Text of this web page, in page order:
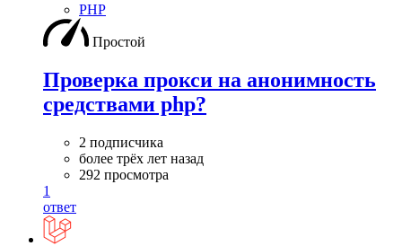
PHP
Простой
Проверка прокси на анонимность
средствами php?
2 подписчика
более трёх лет назад
292 просмотра
1
ответ